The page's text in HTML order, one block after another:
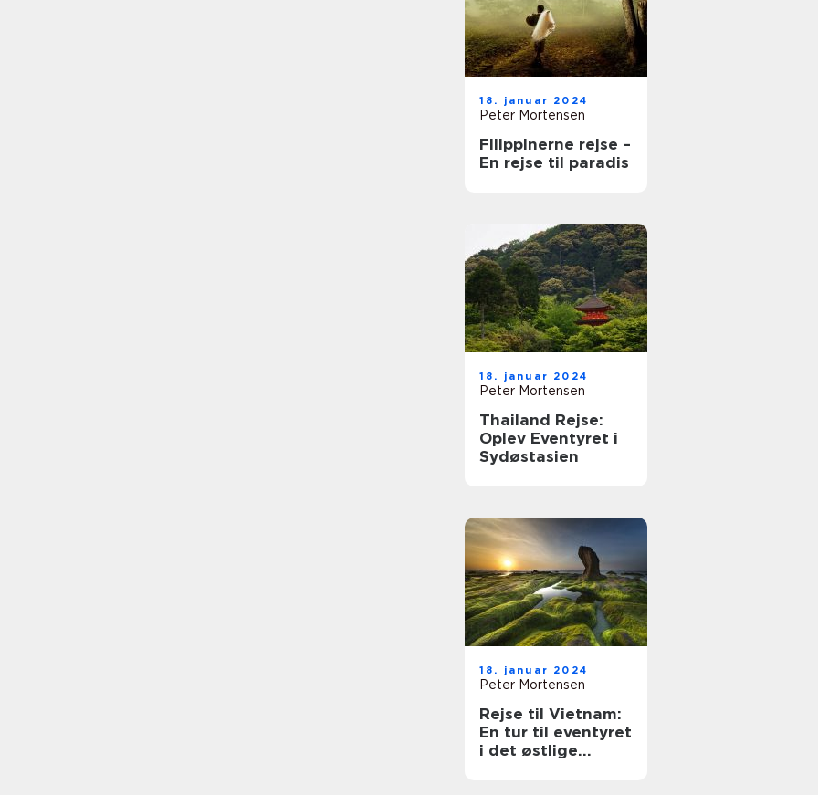
18. januar 2024
Peter Mortensen
Filippinerne rejse –
En rejse til paradis
18. januar 2024
Peter Mortensen
Thailand Rejse:
Oplev Eventyret i
Sydøstasien
18. januar 2024
Peter Mortensen
Rejse til Vietnam:
En tur til eventyret
i det østlige